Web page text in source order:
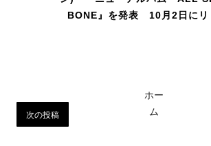
BONE』を発表 10月2日にリ
次の投稿
ホー
ム